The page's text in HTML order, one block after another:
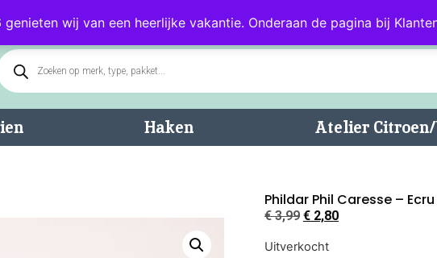
wij van een heerlijke vakantie. Onderaan de pagina bij
Blog Klantenservice
Haken Atelier
Phildar Phil Caresse – Ecru
€3,99 € 2,80
Uitverkocht